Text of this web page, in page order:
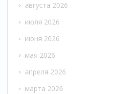
августа 2026
июля 2026
июня 2026
мая 2026
апреля 2026
марта 2026